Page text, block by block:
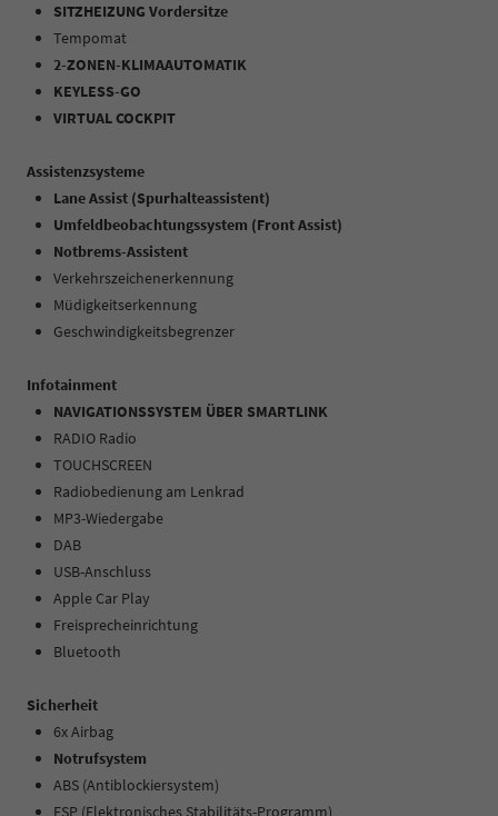
SITZHEIZUNG Vordersitze
Tempomat
2-ZONEN-KLIMAAUTOMATIK
KEYLESS-GO
VIRTUAL COCKPIT
Assistenzsysteme
Lane Assist (Spurhalteassistent)
Umfeldbeobachtungssystem (Front Assist)
Notbrems-Assistent
Verkehrszeichenerkennung
Müdigkeitserkennung
Geschwindigkeitsbegrenzer
Infotainment
NAVIGATIONSSYSTEM ÜBER SMARTLINK
RADIO Radio
TOUCHSCREEN
Radiobedienung am Lenkrad
MP3-Wiedergabe
DAB
USB-Anschluss
Apple Car Play
Freisprecheinrichtung
Bluetooth
Sicherheit
6x Airbag
Notrufsystem
ABS (Antiblockiersystem)
ESP (Elektronisches Stabilitäts-Programm)